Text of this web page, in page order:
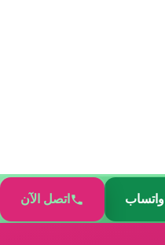
واتساب اتصل الآن